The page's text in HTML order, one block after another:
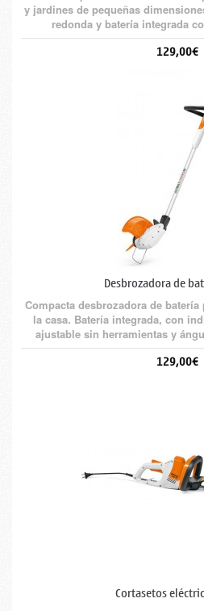
y jardines de pequeñas
redonda y batería integrada
129,00€
Desbrozadora de
Compacta desbrozadora de
la casa. Batería integrada, con
ajustable sin herramientas y
129,00€
Cortasetos